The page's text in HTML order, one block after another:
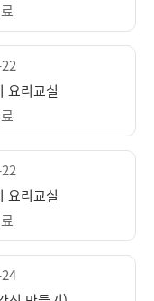
요리교실
요리교실